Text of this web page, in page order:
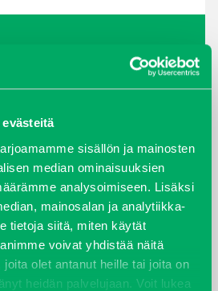
sisällön ja mainosten
median ominaisuuksien
analysoimiseen. Lisäksi
mainosalan ja analytiikka-
tietoja siitä, miten käytät
voivat yhdistää näitä
olet antanut heille tai joita on
heidän palvelujaan. Voit lukea